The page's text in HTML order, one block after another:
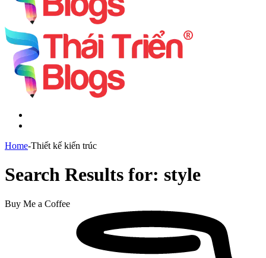
Home-Thiết kế kiến trúc
Search Results for: style
Buy Me a Coffee